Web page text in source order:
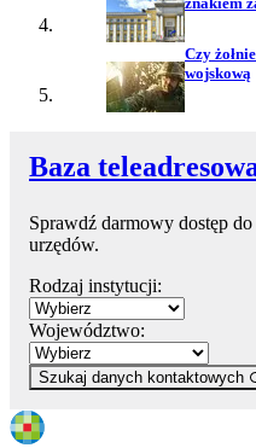
Czy
wojskową
Baza
Sprawdź darmowy dostęp
urzędów.
Rodzaj instytucji:
Województwo:
Szukaj danych kontaktowych